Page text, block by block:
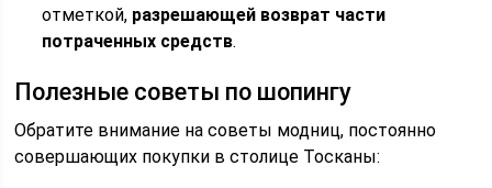
отметкой, разрешающей возврат части
потраченных средств.
Полезные советы по шопингу
Обратите внимание на советы модниц, постоянно
совершающих покупки в столице Тосканы: